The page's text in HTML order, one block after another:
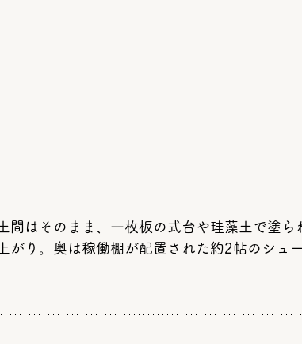
間はそのまま、一枚板の式台や珪藻土で塗ら
がり。奥は稼働棚が配置された約2帖のシュ